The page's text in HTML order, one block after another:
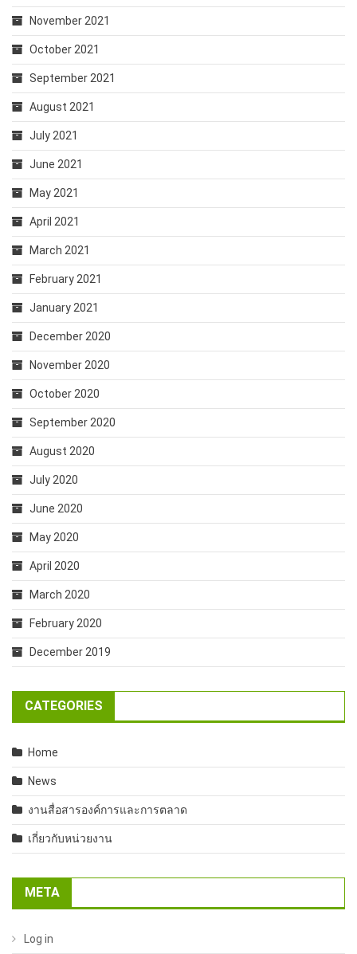
November 2021
October 2021
September 2021
August 2021
July 2021
June 2021
May 2021
April 2021
March 2021
February 2021
January 2021
December 2020
November 2020
October 2020
September 2020
August 2020
July 2020
June 2020
May 2020
April 2020
March 2020
February 2020
December 2019
CATEGORIES
Home
News
งานสื่อสารองค์การและการตลาด
เกี่ยวกับหน่วยงาน
META
Log in